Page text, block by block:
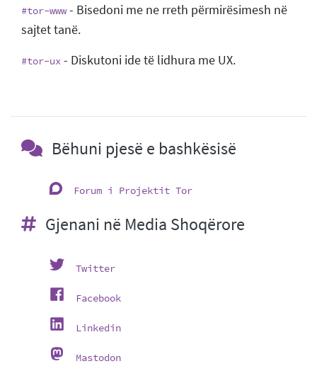
#tor-www- Bisedoni me ne rreth përmirësimesh në
sajtet tanë.
#tor-ux - Diskutoni ide të lidhura me UX.
Bëhuni pjesë e bashkësisë
Forum i Projektit Tor
Gjenani në Media Shoqërore
Twitter
Facebook
Linkedin
Mastodon